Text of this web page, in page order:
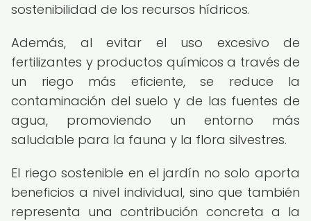
sostenibilidad de los recursos hídricos.
Además, al evitar el uso excesivo de
fertilizantes y productos químicos a través de
un riego más eficiente, se reduce la
contaminación del suelo y de las fuentes de
agua, promoviendo un entorno más
saludable para la fauna y la flora silvestres.
El riego sostenible en el jardín no solo aporta
beneficios a nivel individual, sino que también
representa una contribución concreta a la